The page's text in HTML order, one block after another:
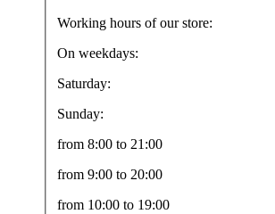
Working hours of our store:
On weekdays:
Saturday:
Sunday:
from 8:00 to 21:00
from 9:00 to 20:00
from 10:00 to 19:00